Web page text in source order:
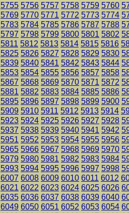
5755 5756 5757 5758 5759 5760
5769 5770 5771 5772 5773 5774
5783 5784 5785 5786 5787 5788
5797 5798 5799 5800 5801 5802
5811 5812 5813 5814 5815 5816
5825 5826 5827 5828 5829 5830
5839 5840 5841 5842 5843 5844
5853 5854 5855 5856 5857 5858
5867 5868 5869 5870 5871 5872
5881 5882 5883 5884 5885 5886
5895 5896 5897 5898 5899 5900
5909 5910 5911 5912 5913 5914
5923 5924 5925 5926 5927 5928
5937 5938 5939 5940 5941 5942
5951 5952 5953 5954 5955 5956
5965 5966 5967 5968 5969 5970
5979 5980 5981 5982 5983 5984
5993 5994 5995 5996 5997 5998
6007 6008 6009 6010 6011 6012
6021 6022 6023 6024 6025 6026
6035 6036 6037 6038 6039 6040
6049 6050 6051 6052 6053 6054